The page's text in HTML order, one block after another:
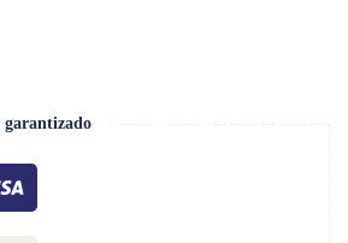
garantizado